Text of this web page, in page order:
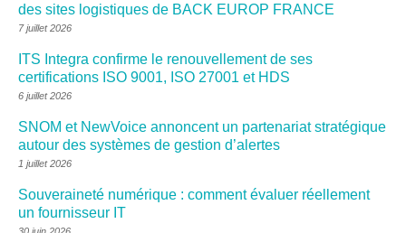
des sites logistiques de BACK EUROP FRANCE
7 juillet 2026
ITS Integra confirme le renouvellement de ses
certifications ISO 9001, ISO 27001 et HDS
6 juillet 2026
SNOM et NewVoice annoncent un partenariat stratégique
autour des systèmes de gestion d’alertes
1 juillet 2026
Souveraineté numérique : comment évaluer réellement
un fournisseur IT